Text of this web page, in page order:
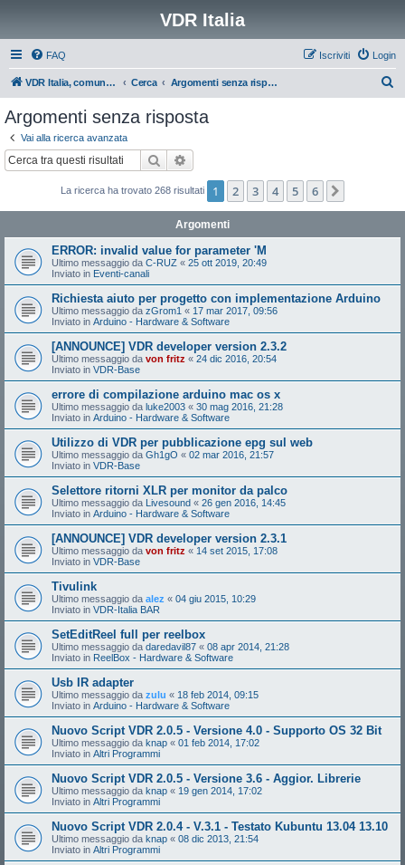
VDR Italia
FAQ Login
Iscriviti
VDR Italia, comunità italiana utilizzatori VDR Cerca Argomenti senza risposta
Argomenti senza risposta
Vai alla ricerca avanzata
Cerca
La ricerca ha trovato 268 risultati 1 2 3 4 5 6
Argomenti
ERROR: invalid value for parameter 'M
Ultimo messaggio da C-RUZ « 25 ott 2019, 20:49
Inviato in Eventi-canali
Richiesta aiuto per progetto con implementazione Arduino
Ultimo messaggio da zGrom1 « 17 mar 2017, 09:56
Inviato in Arduino - Hardware & Software
[ANNOUNCE] VDR developer version 2.3.2
Ultimo messaggio da von fritz « 24 dic 2016, 20:54
Inviato in VDR-Base
errore di compilazione arduino mac os x
Ultimo messaggio da luke2003 « 30 mag 2016, 21:28
Inviato in Arduino - Hardware & Software
Utilizzo di VDR per pubblicazione epg sul web
Ultimo messaggio da Gh1gO « 02 mar 2016, 21:57
Inviato in VDR-Base
Selettore ritorni XLR per monitor da palco
Ultimo messaggio da Livesound « 26 gen 2016, 14:45
Inviato in Arduino - Hardware & Software
[ANNOUNCE] VDR developer version 2.3.1
Ultimo messaggio da von fritz « 14 set 2015, 17:08
Inviato in VDR-Base
Tivulink
Ultimo messaggio da alez « 04 giu 2015, 10:29
Inviato in VDR-Italia BAR
SetEditReel full per reelbox
Ultimo messaggio da daredavil87 « 08 apr 2014, 21:28
Inviato in ReelBox - Hardware & Software
Usb IR adapter
Ultimo messaggio da zulu « 18 feb 2014, 09:15
Inviato in Arduino - Hardware & Software
Nuovo Script VDR 2.0.5 - Versione 4.0 - Supporto OS 32 Bit
Ultimo messaggio da knap « 01 feb 2014, 17:02
Inviato in Altri Programmi
Nuovo Script VDR 2.0.5 - Versione 3.6 - Aggior. Librerie
Ultimo messaggio da knap « 19 gen 2014, 17:02
Inviato in Altri Programmi
Nuovo Script VDR 2.0.4 - V.3.1 - Testato Kubuntu 13.04 13.10
Ultimo messaggio da knap « 08 dic 2013, 21:54
Inviato in Altri Programmi